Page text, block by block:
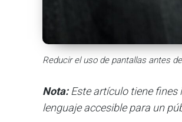
Reducir el uso de pantallas antes
Nota:Este artículo tiene fines
lenguaje accesible para un